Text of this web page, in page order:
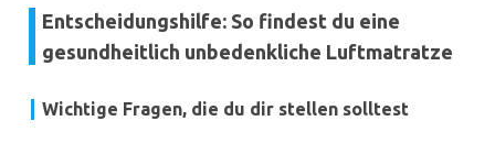
Entscheidungshilfe: So findest du eine
gesundheitlich unbedenkliche Luftmatratze
Wichtige Fragen, die du dir stellen solltest